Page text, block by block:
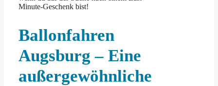
Minute-Geschenk bist!
Ballonfahren
Augsburg – Eine
außergewöhnliche